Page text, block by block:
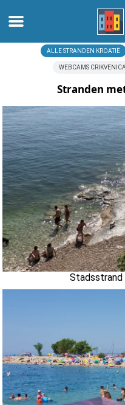
Appartementen
Toeristeninformatie
Stranden
webcams
Ontmoet Kroatië
musea
ALLE STRANDEN KROATIË
WEBCAMS CRIKVENICA
Stranden
Stadsstrand